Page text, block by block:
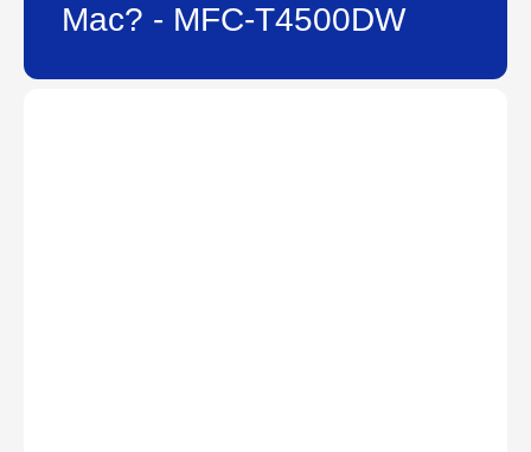
Mac? - MFC-T4500DW